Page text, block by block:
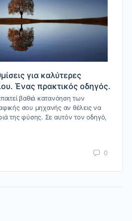
για καλύτερες
Ένας πρακτικός οδηγός.
βαθιά κατανόηση των
σου μηχανής αν θέλεις να
της φύσης. Σε αυτόν τον οδηγό,
0